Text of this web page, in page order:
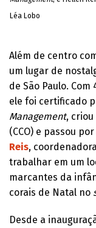
Léa Lobo
Além de centro
um lugar de
de São Paulo.
ele foi certificado
Management, criou
(CCO) e passou
Reis,
trabalhar em um
marcantes da
corais de Natal no
Desde a